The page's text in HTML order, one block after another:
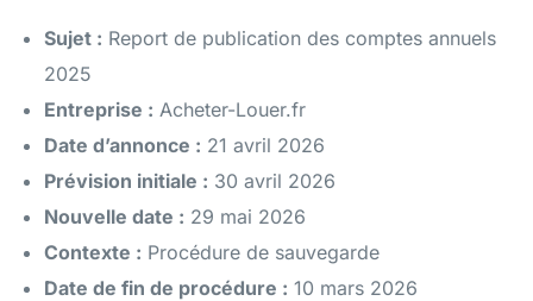
Sujet : Report de publication des comptes annuels
2025
Entreprise : Acheter-Louer.fr
Date d’annonce : 21 avril 2026
Prévision initiale : 30 avril 2026
Nouvelle date : 29 mai 2026
Contexte : Procédure de sauvegarde
Date de fin de procédure : 10 mars 2026